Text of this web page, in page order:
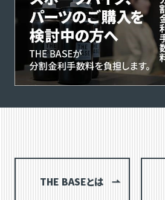
THE BASEとは